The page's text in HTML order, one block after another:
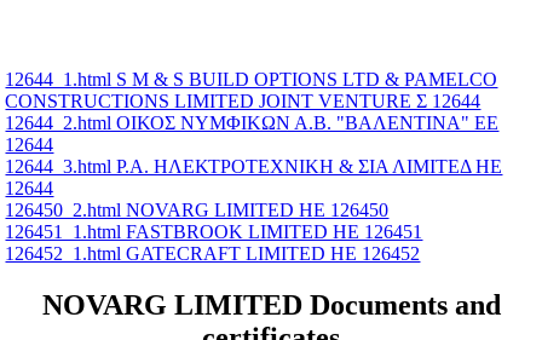
12644_1.html S M & S BUILD OPTIONS LTD & PAMELCO
CONSTRUCTIONS LIMITED JOINT VENTURE Σ 12644
12644_2.html ΟΙΚΟΣ ΝΥΜΦΙΚΩΝ Α.Β. "ΒΑΛΕΝΤΙΝΑ" ΕΕ
12644
12644_3.html Ρ.Α. ΗΛΕΚΤΡΟΤΕΧΝΙΚΗ & ΣΙΑ ΛΙΜΙΤΕΔ ΗΕ
12644
126450_2.html NOVARG LIMITED ΗΕ 126450
126451_1.html FASTBROOK LIMITED ΗΕ 126451
126452_1.html GATECRAFT LIMITED ΗΕ 126452
NOVARG LIMITED Documents and